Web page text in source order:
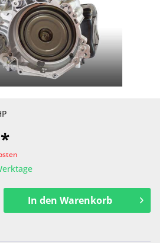
In den Warenkorb